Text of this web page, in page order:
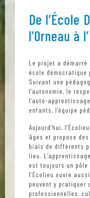
De l’École
l’Orneau à
Le projet a démarré
école démocratique
Suivant une
l’autonomie, le
l’auto-
enfants, l’équipe
Aujourd’hui,
âges et propose
biais de différents
lieu.
est toujours un
l’Écolieu ouvre
peuvent y pratiquer
professionnelles,